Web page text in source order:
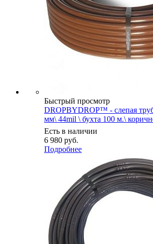
Быстрый просмотр
DROPBYDROP™ - слепая
мм\ 44mil \ бухта 100 м.\
Есть в наличии
6 980 руб.
Подробнее